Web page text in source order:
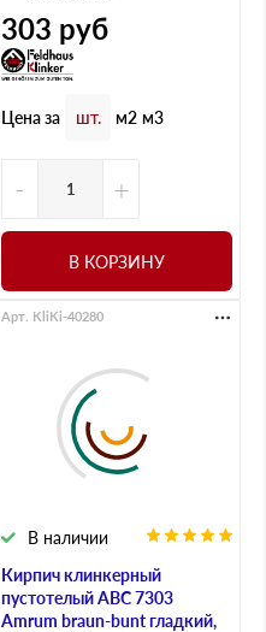
303 руб
Цена за шт. м2 м3
- +
В КОРЗИНУ
Кирпич клинкерный
пустотелый ABC 7303
Amrum braun-bunt гладкий,
В наличии
Арт. KliKi-40280